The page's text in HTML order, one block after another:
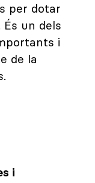
per dotar
un dels
i
de la
i